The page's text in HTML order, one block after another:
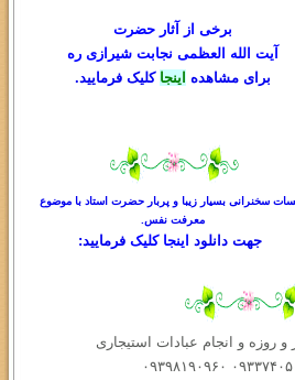
برخی از آثار حضرت
آیت الله العظمی نجابت شیرازی ره
برای مشاهده اینجا کلیک فرمایید.
سخنرانی بسیار زیبا و پربار حضرت استاد با موضوع
معرفت نفس.
جهت دانلود اینجا کلیک فرمایید:
و روزه و انجام عبادات استیجاری
۰۹۳۹۸۱۹۰۹۶۰